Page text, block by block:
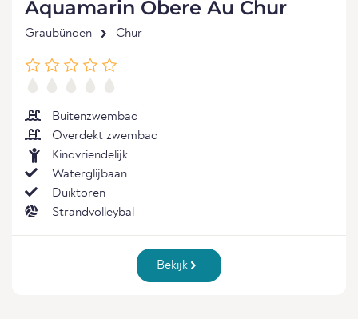
Aquamarin Obere Au Chur
Graubünden Chur
Buitenzwembad
Overdekt zwembad
Kindvriendelijk
Waterglijbaan
Duiktoren
Strandvolleybal
Bekijk